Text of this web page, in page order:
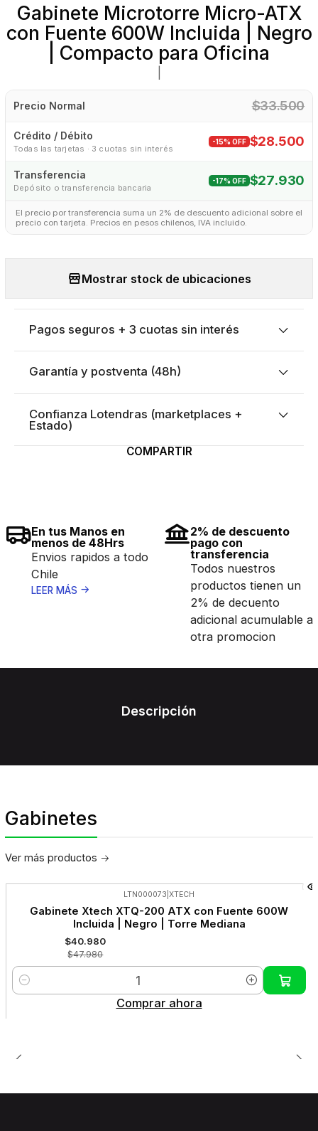
Gabinete Microtorre Micro-ATX
con Fuente 600W Incluida | Negro
| Compacto para Oficina
Precio Normal $33.500
Crédito / Débito
Todas las tarjetas · 3 cuotas sin interés
-15% OFF $28.500
Transferencia
Depósito o transferencia bancaria
-17% OFF $27.930
El precio por transferencia suma un 2% de descuento adicional sobre el
precio con tarjeta. Precios en pesos chilenos, IVA incluido.
Mostrar stock de ubicaciones
Pagos seguros + 3 cuotas sin interés
Garantía y postventa (48h)
Confianza Lotendras (marketplaces +
Estado)
COMPARTIR
En tus Manos en
menos de 48Hrs
Envios rapidos a todo
Chile
LEER MÁS
2% de descuento
pago con
transferencia
Todos nuestros
productos tienen un
2% de decuento
adicional acumulable a
otra promocion
Descripción
Gabinetes
Ver más productos
-15%
OFF
LTN000073 XTECH
Gabinete Xtech XTQ-200 ATX con Fuente 600W
Incluida | Negro | Torre Mediana
$40.980
$47.980
Cantidad
Comprar ahora